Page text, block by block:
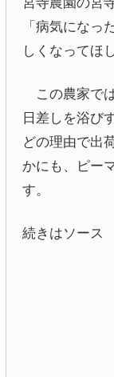
「病気になっ
しくなってほ
この農家で
日差しを浴び
どの理由で出
かにも、ピー
す。
続きはソース